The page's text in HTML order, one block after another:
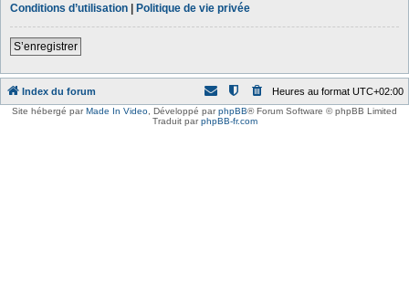
Conditions d’utilisation | Politique de vie privée
S’enregistrer
Index du forum Heures au format UTC+02:00
Site hébergé parMade In Video Développé parphpBB® Forum Software © phpBB Limited
Traduit parphpBB-fr.com